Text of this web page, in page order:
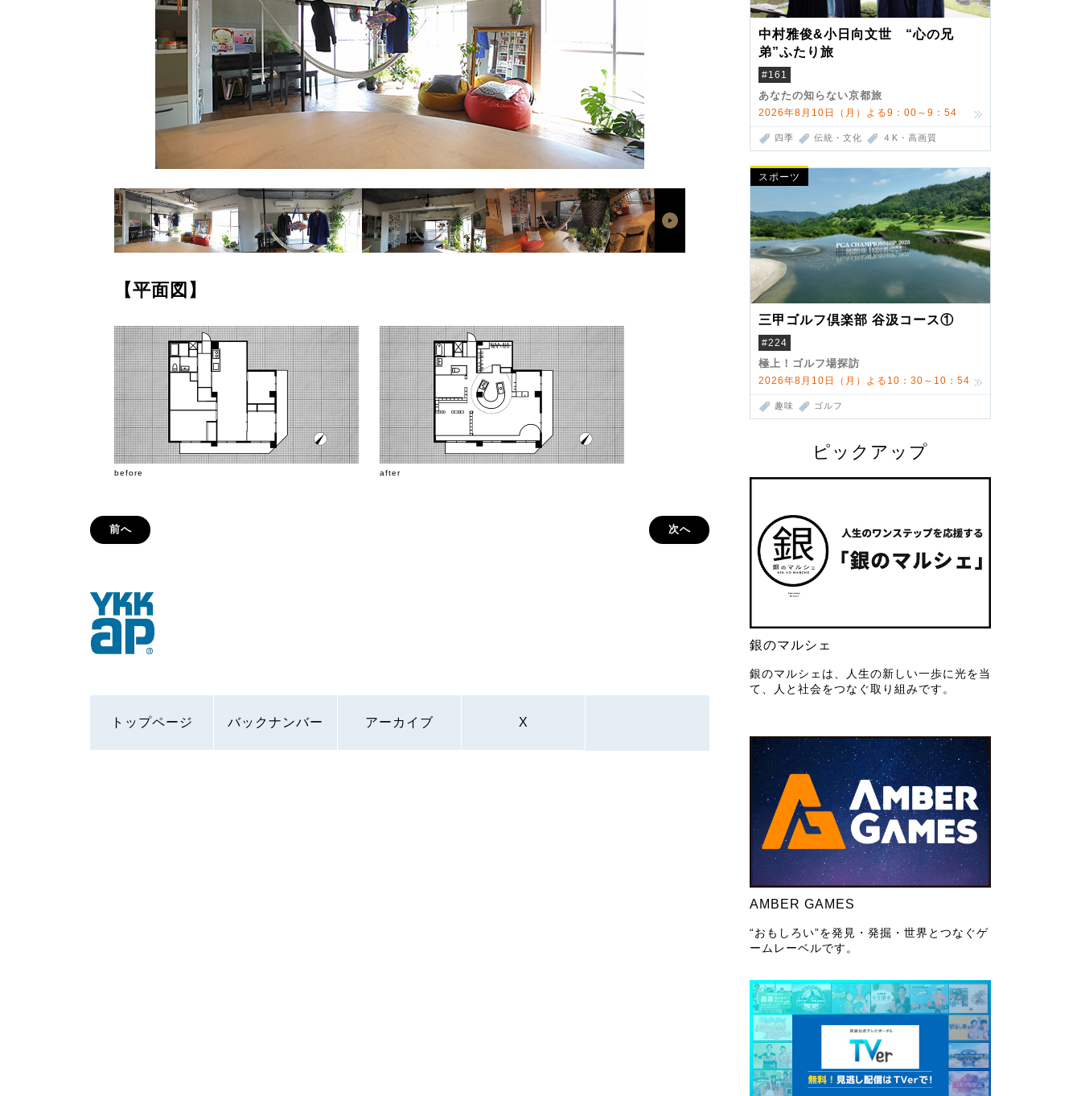
中村雅俊&小日向文世 “心の兄
弟”ふたり旅
#161
あなたの知らない京都旅
2026年8月10日（月）よる9：00～9：54
四季 伝統・文化 ４K・高画質
スポーツ
三甲ゴルフ倶楽部 谷汲コース①
#224
極上！ゴルフ場探訪
2026年8月10日（月）よる10：30～10：54
趣味 ゴルフ
ピックアップ
銀のマルシェ
銀のマルシェは、人生の新しい一歩に光を当
て、人と社会をつなぐ取り組みです。
AMBER GAMES
“おもしろい”を発見・発掘・世界とつなぐゲ
ームレーベルです。
【平面図】
before after
前へ 次へ
トップページ バックナンバー アーカイブ X